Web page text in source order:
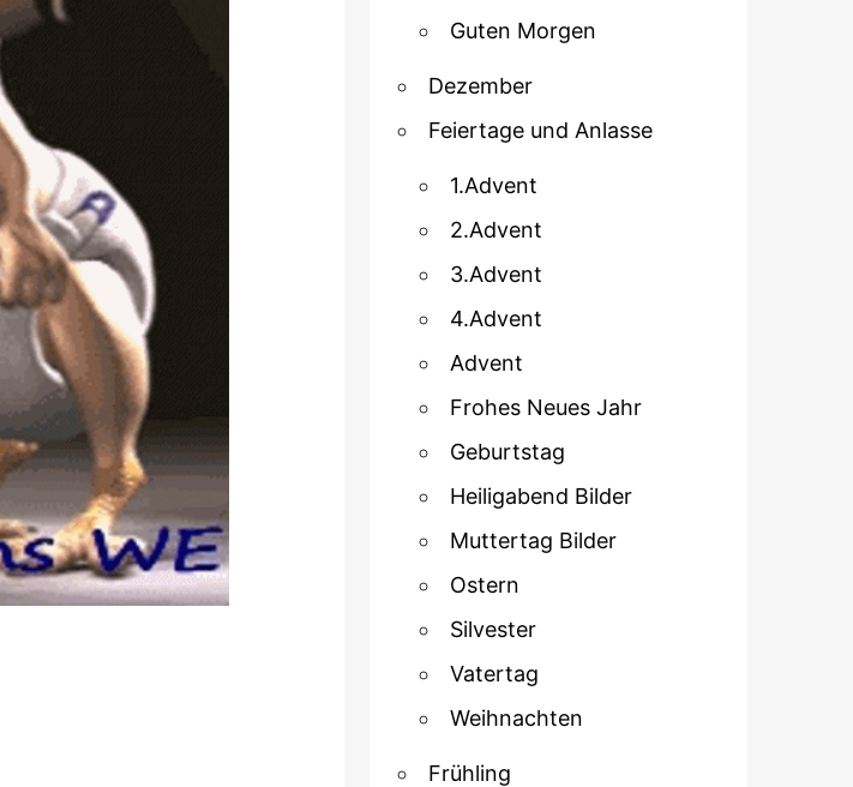
Guten Morgen
Dezember
Feiertage und Anlasse
1.Advent
2.Advent
3.Advent
4.Advent
Advent
Frohes Neues Jahr
Geburtstag
Heiligabend Bilder
Muttertag Bilder
Ostern
Silvester
Vatertag
Weihnachten
Frühling